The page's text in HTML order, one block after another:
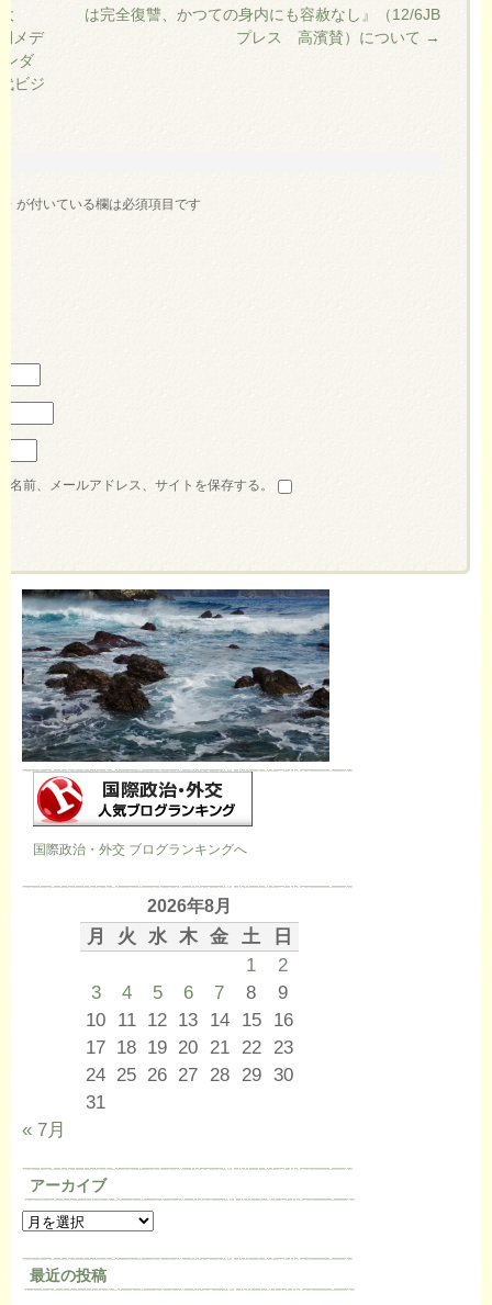
メデ
ダ
ビジ
は完全復讐、かつての身内にも容赦なし』（12/6JB
プレス 高濱賛）について →
※ が付いている欄は必須項目です
前、メールアドレス、サイトを保存する。
国際政治・外交 ブログランキングへ
2026年8月
月 火 水 木 金 土
日
1
2
3
4 5 6 7 8
9
10 11 12 13 14 15
16
17 18 19 20 21 22
23
24 25 26 27 28 29 30
31
« 7月
アーカイブ
最近の投稿